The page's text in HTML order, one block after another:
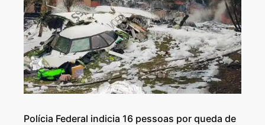
Polícia Federal indicia 16 pessoas por queda de